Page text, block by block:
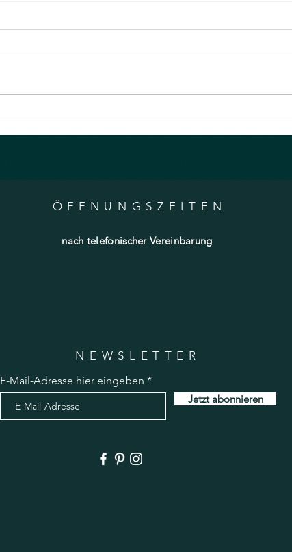
Das Nähatelier hat fleissig die
Falls ein Stoff...
Jetzt
den
ÖFFNUNGSZEITE N
nach telefonischer Vereinbarung
NEWSLETTER
E-Mail-Adresse hier eingeben
Jetzt abonnieren